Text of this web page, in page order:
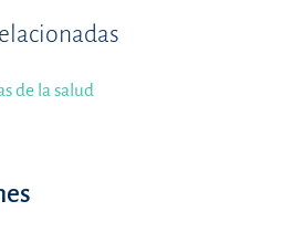
de la salud